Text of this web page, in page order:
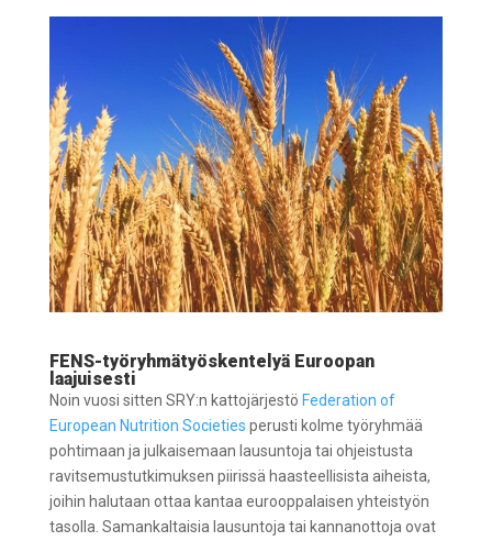
FENS-työryhmätyöskentelyä Euroopan
laajuisesti
Noin vuosi sitten SRY:n kattojärjestö Federation of
European Nutrition Societies perusti kolme työryhmää
pohtimaan ja julkaisemaan lausuntoja tai ohjeistusta
ravitsemustutkimuksen piirissä haasteellisista aiheista,
joihin halutaan ottaa kantaa eurooppalaisen yhteistyön
tasolla. Samankaltaisia lausuntoja tai kannanottoja ovat